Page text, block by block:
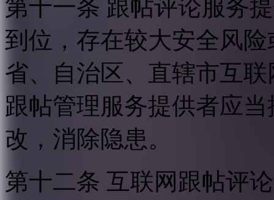
第十一条 跟帖评论服务
到位，存在较大安全风
省、自治区、直辖市互
跟帖管理服务提供者应
改，消除隐患。
第十二条 互联网跟帖评